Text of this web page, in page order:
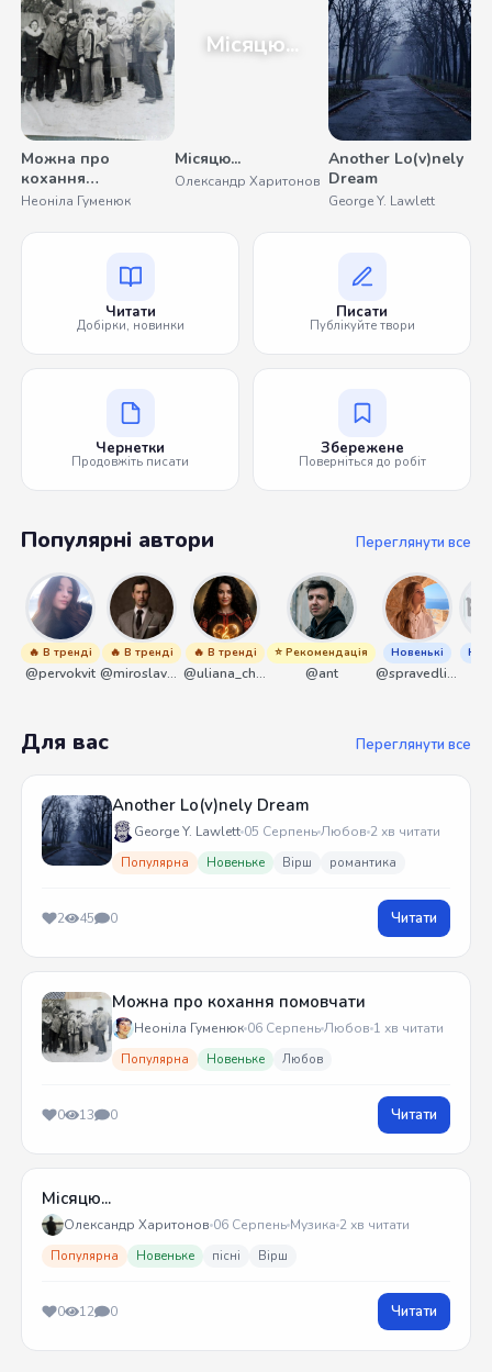
Можна про
кохання
помовчати
Неоніла Гуменюк
Місяцю...
Місяцю...
Олександр Харитонов
Another Lo(v)nely
Dream
George Y. Lawlett
Читати
Добірки, новинки
Писати
Публікуйте твори
Чернетки
Продовжіть писати
Збережене
Поверніться до робіт
Популярні автори Переглянути все
🔥 В тренді
@pervokvit
🔥 В тренді
@miroslavmaniyk
🔥 В тренді
@uliana_chernenko
⭐ Рекомендація
@ant
Новенькі
@spravedliwa
Для вас Переглянути все
Another Lo(v)nely Dream
George Y. Lawlett 05 СерпеньЛюбов 2 хв читати
Популярна Новеньке Вірш романтика
2 45 0 Читати
Можна про кохання помовчати
Неоніла Гуменюк 06 СерпеньЛюбов 1 хв читати
Популярна Новеньке Любов
0 13 0 Читати
Місяцю...
Олександр Харитонов 06 Серпень Музика 2 хв читати
Популярна Новеньке пісні Вірш
0 12 0 Читати